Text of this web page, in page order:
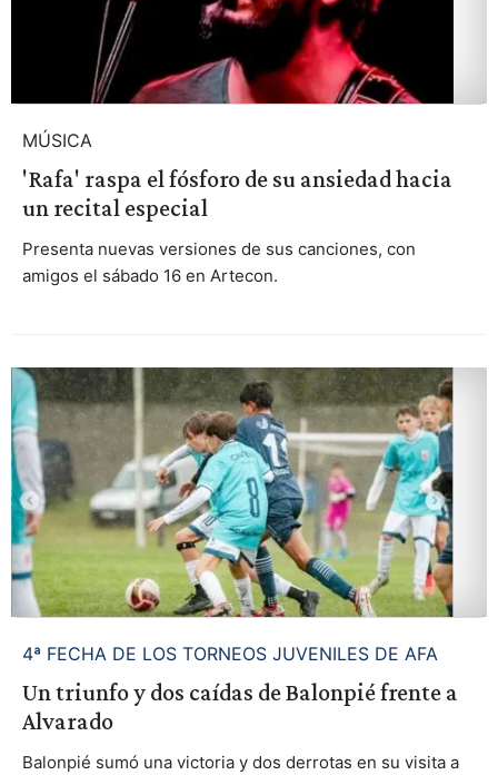
MÚSICA
'Rafa' raspa el fósforo de su ansiedad hacia
un recital especial
Presenta nuevas versiones de sus canciones, con
amigos el sábado 16 en Artecon.
4ª FECHA DE LOS TORNEOS JUVENILES DE AFA
Un triunfo y dos caídas de Balonpié frente a
Alvarado
Balonpié sumó una victoria y dos derrotas en su visita a